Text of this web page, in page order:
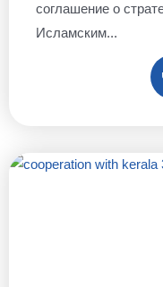
соглашение о
Исламским...